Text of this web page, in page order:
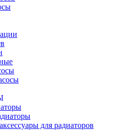
для радиаторов